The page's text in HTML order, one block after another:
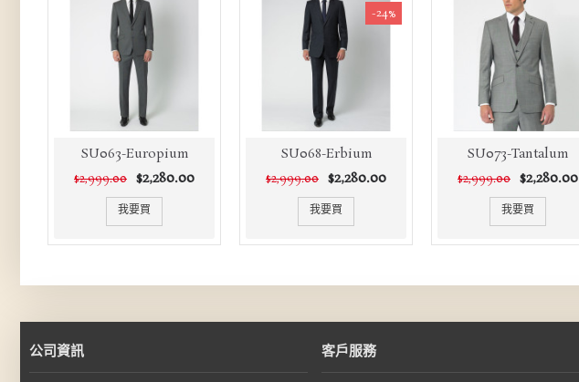
SU063-Europium
$2,999.00 $2,280.00
我要買
-24%
SU068-Erbium
$2,999.00 $2,280.00
我要買
SU073-Tantalum
$2,999.00 $2,280.00
我要買
公司資訊 客戶服務